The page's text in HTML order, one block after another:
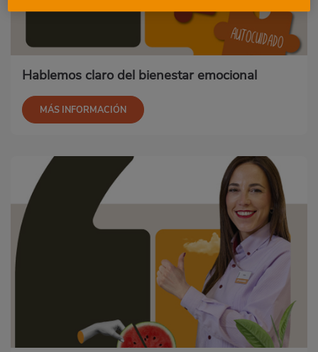
Hablemos claro del bienestar emocional
MÁS INFORMACIÓN